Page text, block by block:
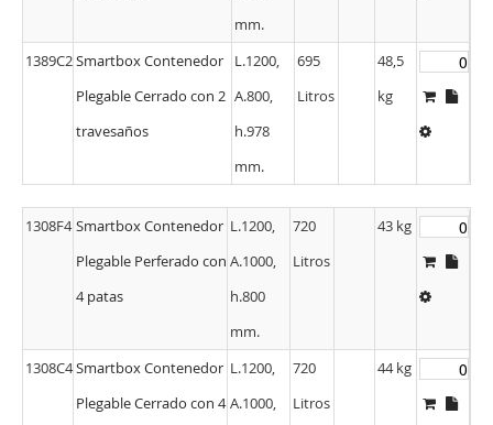
mm.
1389C2Smartbox Contenedor
Plegable Cerrado con 2
travesaños
L.1200,
A.800,
h.978
mm.
695
Litros
48,5
kg
1308F4 Smartbox Contenedor
Plegable Perferado con
4 patas
L.1200,
A.1000,
h.800
mm.
720
Litros
43 kg
1308C4Smartbox Contenedor
Plegable Cerrado con 4
L.1200,
A.1000,
720
Litros
44 kg